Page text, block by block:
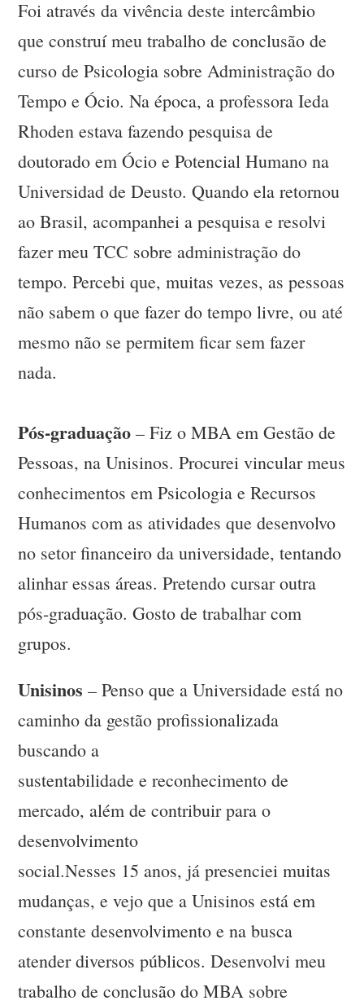
Foi através da vivência deste intercâmbio
que construí meu trabalho de conclusão de
curso de Psicologia sobre Administração do
Tempo e Ócio. Na época, a professora Ieda
Rhoden estava fazendo pesquisa de
doutorado em Ócio e Potencial Humano na
Universidad de Deusto. Quando ela retornou
ao Brasil, acompanhei a pesquisa e resolvi
fazer meu TCC sobre administração do
tempo. Percebi que, muitas vezes, as pessoas
não sabem o que fazer do tempo livre, ou até
mesmo não se permitem ficar sem fazer
nada.
Pós-graduação – Fiz o MBA em Gestão de
Pessoas, na Unisinos. Procurei vincular meus
conhecimentos em Psicologia e Recursos
Humanos com as atividades que desenvolvo
no setor financeiro da universidade, tentando
alinhar essas áreas. Pretendo cursar outra
pós-graduação. Gosto de trabalhar com
grupos.
Unisinos – Penso que a Universidade está no
caminho da gestão profissionalizada
buscando a
sustentabilidade e reconhecimento de
mercado, além de contribuir para o
desenvolvimento
social.Nesses 15 anos, já presenciei muitas
mudanças, e vejo que a Unisinos está em
constante desenvolvimento e na busca
atender diversos públicos. Desenvolvi meu
trabalho de conclusão do MBA sobre